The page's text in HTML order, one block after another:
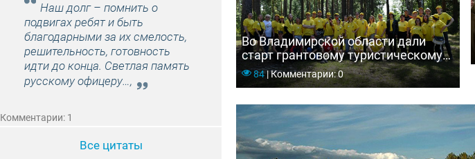
Во Владимирской области дали
старт грантовому туристическому
проекту «Лесные уроки Мещеры»
84|Комментарии: 0
Наш долг – помнить о
подвигах ребят и быть
благодарными за их смелость,
решительность, готовность
идти до конца. Светлая память
русскому офицеру…,
Комментарии: 1
Все цитаты